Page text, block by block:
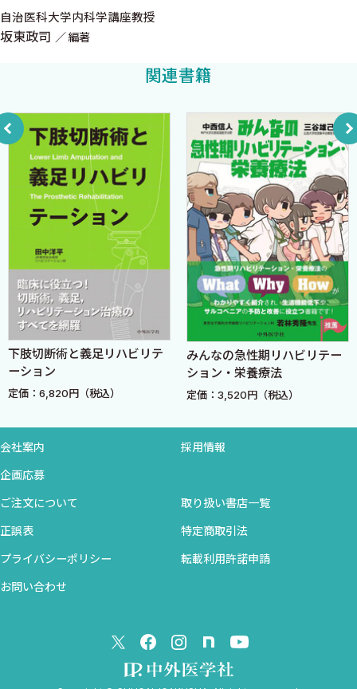
2章 循環器疾患
3．主要な臨床症状
4．循環器疾患の検査
3章 腎疾患，水電解質代謝
1．構造と機能
2．主要症状
3．腎疾患の検査
4章 呼吸器疾患
1．構造と機能
2．主要症状
3．呼吸器疾患の検査
5章 消化管疾患
自治医科大学内科学講座教授
坂東政司 編著
関連書籍
下肢切断術と義足リハビリテ
ーション
定価：6,820円（税込）
みんなの急性期リハビリテー
ション・栄養療法
定価：3,520円（税込）
会社案内 採用情報
企画応募
ご注文について 取り扱い書店一覧
正誤表 特定商取引法
プライバシーポリシー 転載利用許諾申請
お問い合わせ